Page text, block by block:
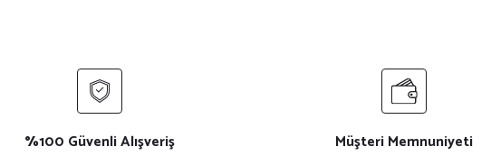
%100 Güvenli Alışveriş Müşteri Memnuniyeti